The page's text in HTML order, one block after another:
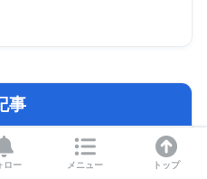
事
典付きレビュー AIライテ
ロー メニュー トップ